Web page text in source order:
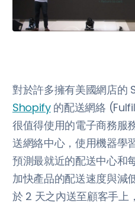
對於許多擁有美國網店的
Shopify的配送網絡
很值得使用的電子商務服務
送網絡中心，使用機器
預測最就近的配送中心和
加快產品的配送速度與減
於 2 天之內送至顧客手上